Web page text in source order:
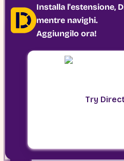
Installa l'estensione,
mentre navighi.
Aggiungilo ora!
Try
Installa l'estensione,
prezzi mentre
Aggiungilo ora!